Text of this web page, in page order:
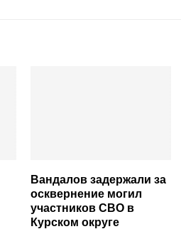
Вандалов задержали за
осквернение могил
участников СВО в
Курском округе